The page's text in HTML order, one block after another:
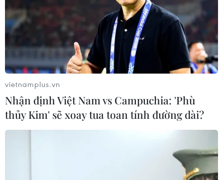
vietnamplus.vn
Nhận định Việt Nam vs Campuchia: 'Phù
thủy Kim' sẽ xoay tua toan tính đường dài?